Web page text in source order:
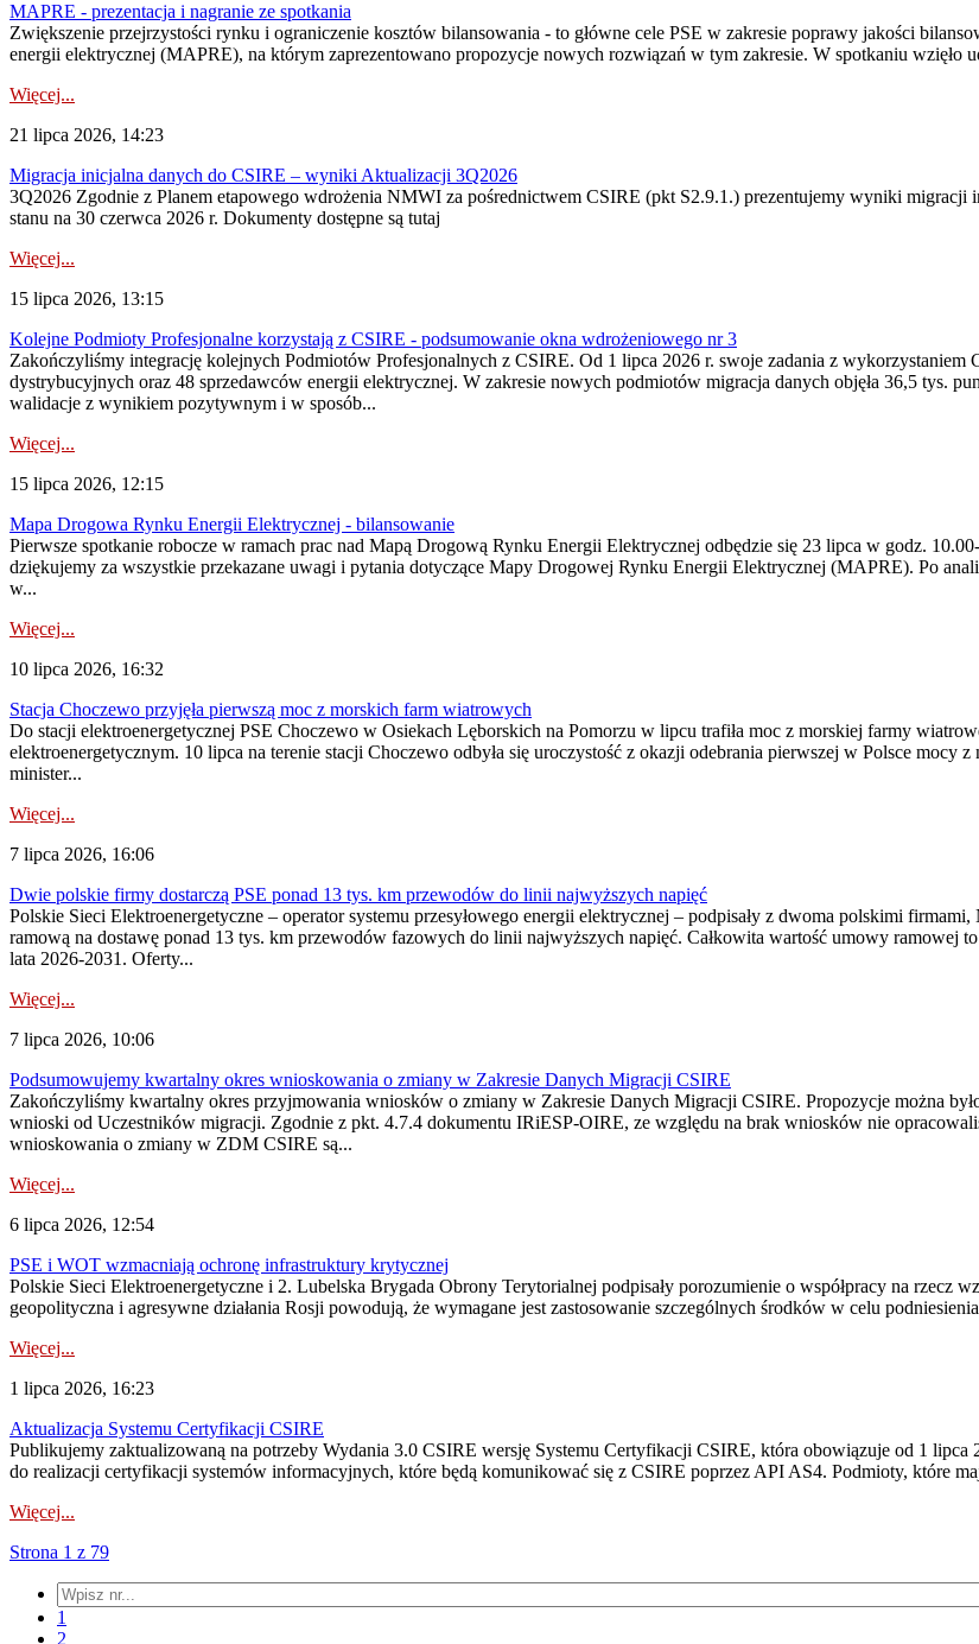
MAPRE - prezentacja i nagranie ze spotkania
Zwiększenie przejrzystości rynku i ograniczenie kosztów bilansowania - to główne cele PSE w zakresie poprawy jakości
energii elektrycznej (MAPRE), na którym zaprezentowano propozycje nowych rozwiązań w tym zakresie. W spotkaniu wzięło
Więcej...
21 lipca 2026, 14:23
Migracja inicjalna danych do CSIRE – wyniki Aktualizacji 3Q2026
3Q2026 Zgodnie z Planem etapowego wdrożenia NMWI za pośrednictwem CSIRE (pkt S2.9.1.) prezentujemy wyniki
stanu na 30 czerwca 2026 r. Dokumenty dostępne są tutaj
Więcej...
15 lipca 2026, 13:15
Kolejne Podmioty Profesjonalne korzystają z CSIRE - podsumowanie okna wdrożeniowego nr 3
Zakończyliśmy integrację kolejnych Podmiotów Profesjonalnych z CSIRE. Od 1 lipca 2026 r. swoje zadania z
dystrybucyjnych oraz 48 sprzedawców energii elektrycznej. W zakresie nowych podmiotów migracja danych objęła 36,5 tys.
walidacje z wynikiem pozytywnym i w sposób...
Więcej...
15 lipca 2026, 12:15
Mapa Drogowa Rynku Energii Elektrycznej - bilansowanie
Pierwsze spotkanie robocze w ramach prac nad Mapą Drogową Rynku Energii Elektrycznej odbędzie się 23 lipca w godz.
dziękujemy za wszystkie przekazane uwagi i pytania dotyczące Mapy Drogowej Rynku Energii Elektrycznej (MAPRE). Po
w...
Więcej...
10 lipca 2026, 16:32
Stacja Choczewo przyjęła pierwszą moc z morskich farm wiatrowych
Do stacji elektroenergetycznej PSE Choczewo w Osiekach Lęborskich na Pomorzu w lipcu trafiła moc z morskiej farmy
elektroenergetycznym. 10 lipca na terenie stacji Choczewo odbyła się uroczystość z okazji odebrania pierwszej w Polsce
minister...
Więcej...
7 lipca 2026, 16:06
Dwie polskie firmy dostarczą PSE ponad 13 tys. km przewodów do linii najwyższych napięć
Polskie Sieci Elektroenergetyczne – operator systemu przesyłowego energii elektrycznej – podpisały z dwoma polskimi
ramową na dostawę ponad 13 tys. km przewodów fazowych do linii najwyższych napięć. Całkowita wartość umowy ramowej
lata 2026-2031. Oferty...
Więcej...
7 lipca 2026, 10:06
Podsumowujemy kwartalny okres wnioskowania o zmiany w Zakresie Danych Migracji CSIRE
Zakończyliśmy kwartalny okres przyjmowania wniosków o zmiany w Zakresie Danych Migracji CSIRE. Propozycje można
wnioski od Uczestników migracji. Zgodnie z pkt. 4.7.4 dokumentu IRiESP-OIRE, ze względu na brak wniosków nie
wnioskowania o zmiany w ZDM CSIRE są...
Więcej...
6 lipca 2026, 12:54
PSE i WOT wzmacniają ochronę infrastruktury krytycznej
Polskie Sieci Elektroenergetyczne i 2. Lubelska Brygada Obrony Terytorialnej podpisały porozumienie o współpracy na rzecz
geopolityczna i agresywne działania Rosji powodują, że wymagane jest zastosowanie szczególnych środków w celu
Więcej...
1 lipca 2026, 16:23
Aktualizacja Systemu Certyfikacji CSIRE
Publikujemy zaktualizowaną na potrzeby Wydania 3.0 CSIRE wersję Systemu Certyfikacji CSIRE, która obowiązuje od 1
do realizacji certyfikacji systemów informacyjnych, które będą komunikować się z CSIRE poprzez API AS4. Podmioty, które
Więcej...
Strona 1 z 79
1
2